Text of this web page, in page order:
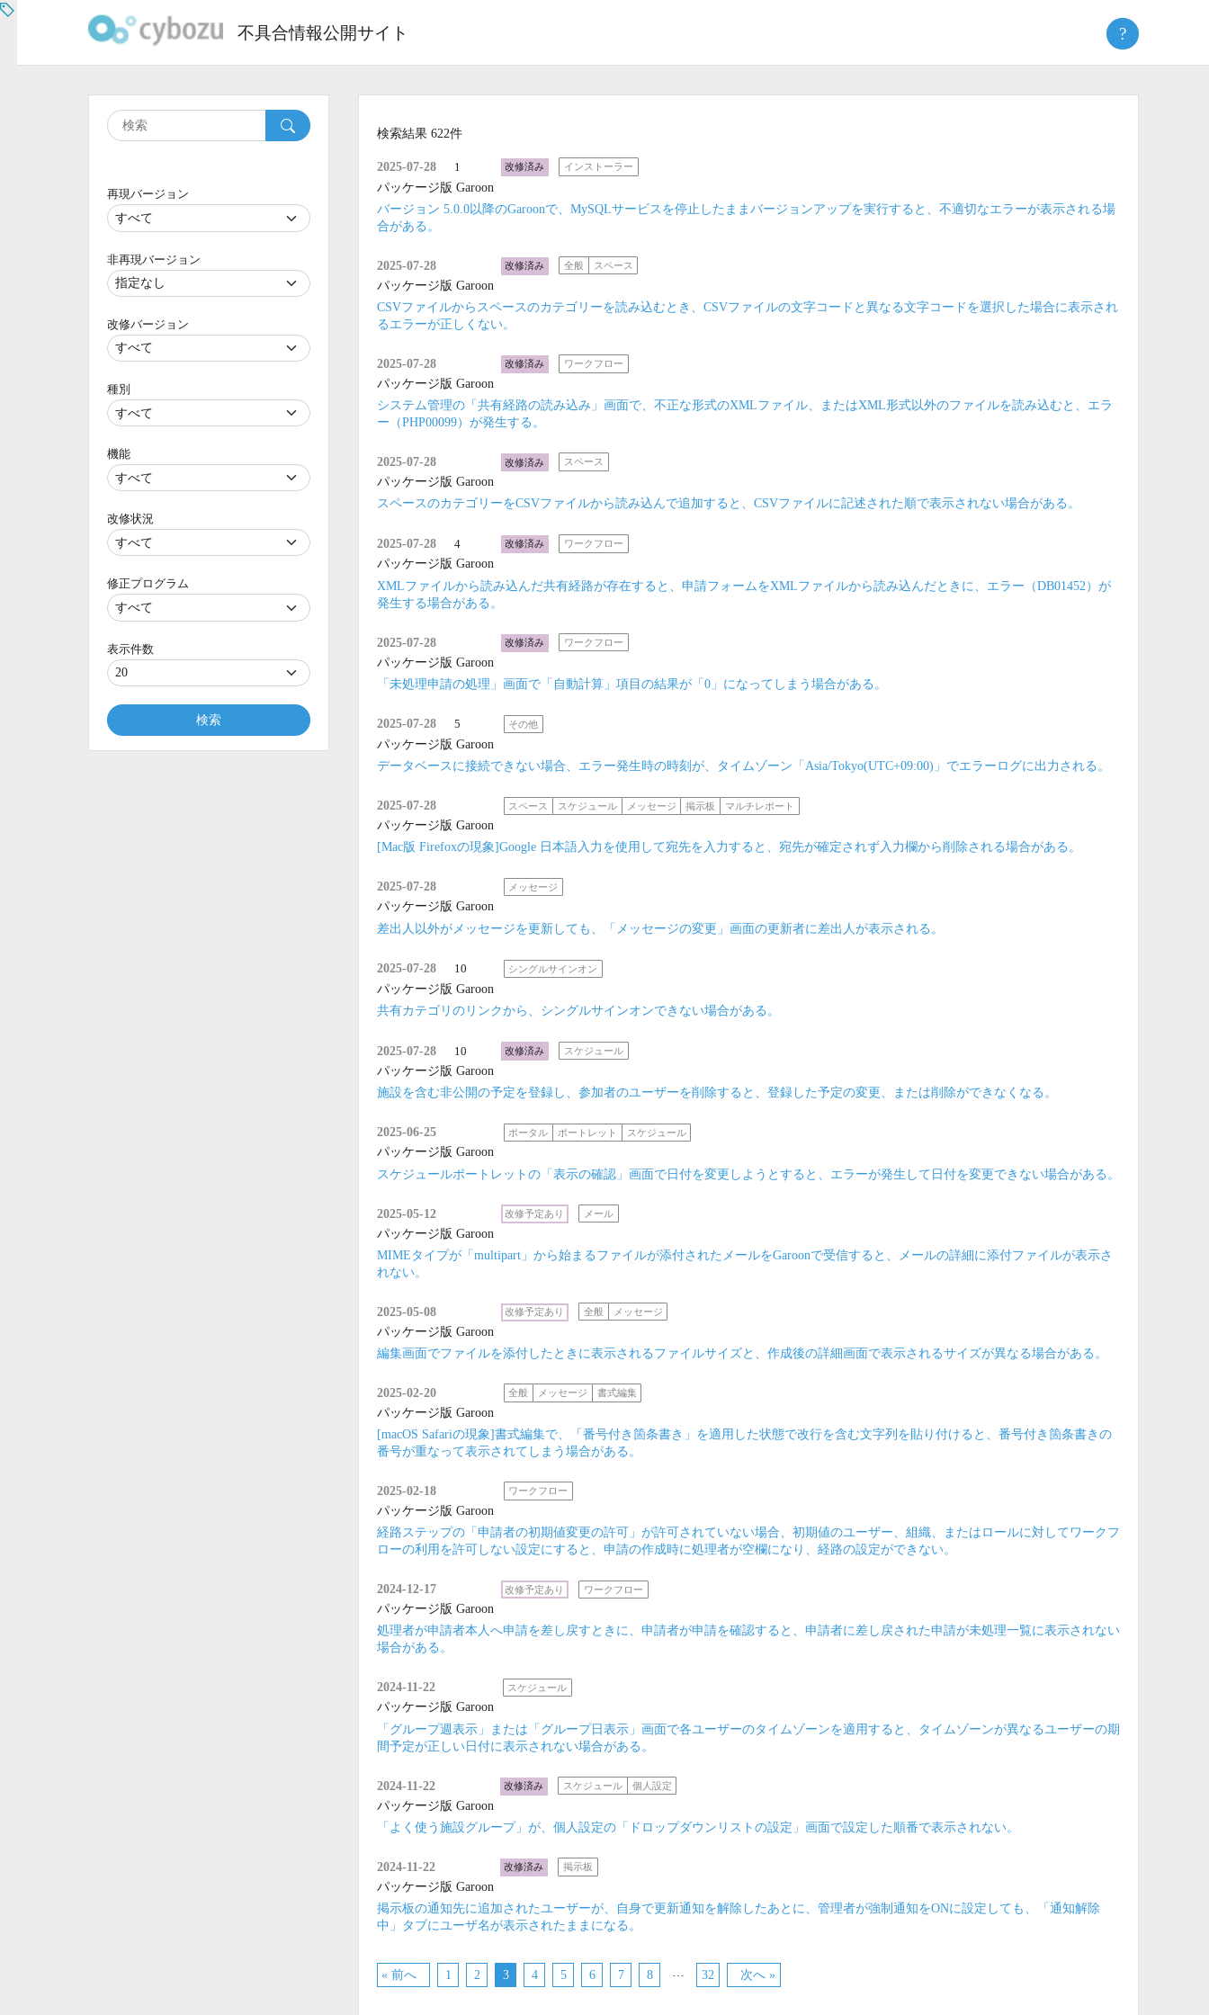
不具合情報公開サイト ?
検索結果 622件
2025-07-28 1 改修済み インストーラー
パッケージ版 Garoon
バージョン 5.0.0以降のGaroonで、MySQLサービスを停止したままバージョンアップを実行すると、不適切なエラーが表示される場
合がある。
2025-07-28 改修済み 全般 スペース
パッケージ版 Garoon
CSVファイルからスペースのカテゴリーを読み込むとき、CSVファイルの文字コードと異なる文字コードを選択した場合に表示され
るエラーが正しくない。
2025-07-28 改修済み ワークフロー
パッケージ版 Garoon
システム管理の「共有経路の読み込み」画面で、不正な形式のXMLファイル、またはXML形式以外のファイルを読み込むと、エラ
ー（PHP00099）が発生する。
2025-07-28 改修済み スペース
パッケージ版 Garoon
スペースのカテゴリーをCSVファイルから読み込んで追加すると、CSVファイルに記述された順で表示されない場合がある。
2025-07-28 4 改修済み ワークフロー
パッケージ版 Garoon
XMLファイルから読み込んだ共有経路が存在すると、申請フォームをXMLファイルから読み込んだときに、エラー（DB01452）が
発生する場合がある。
2025-07-28 改修済み ワークフロー
パッケージ版 Garoon
「未処理申請の処理」画面で「自動計算」項目の結果が「0」になってしまう場合がある。
2025-07-28 5 その他
パッケージ版 Garoon
データベースに接続できない場合、エラー発生時の時刻が、タイムゾーン「Asia/Tokyo(UTC+09:00)」でエラーログに出力される。
2025-07-28 スペース スケジュール メッセージ 掲示板 マルチレポート
パッケージ版 Garoon
[Mac版 Firefoxの現象]Google 日本語入力を使用して宛先を入力すると、宛先が確定されず入力欄から削除される場合がある。
2025-07-28 メッセージ
パッケージ版 Garoon
差出人以外がメッセージを更新しても、「メッセージの変更」画面の更新者に差出人が表示される。
2025-07-28 10 シングルサインオン
パッケージ版 Garoon
共有カテゴリのリンクから、シングルサインオンできない場合がある。
2025-07-28 10 改修済み スケジュール
パッケージ版 Garoon
施設を含む非公開の予定を登録し、参加者のユーザーを削除すると、登録した予定の変更、または削除ができなくなる。
2025-06-25 ポータル ポートレット スケジュール
パッケージ版 Garoon
スケジュールポートレットの「表示の確認」画面で日付を変更しようとすると、エラーが発生して日付を変更できない場合がある。
2025-05-12 改修予定あり メール
パッケージ版 Garoon
MIMEタイプが「multipart」から始まるファイルが添付されたメールをGaroonで受信すると、メールの詳細に添付ファイルが表示さ
れない。
2025-05-08 改修予定あり 全般 メッセージ
パッケージ版 Garoon
編集画面でファイルを添付したときに表示されるファイルサイズと、作成後の詳細画面で表示されるサイズが異なる場合がある。
2025-02-20 全般 メッセージ 書式編集
パッケージ版 Garoon
[macOS Safariの現象]書式編集で、「番号付き箇条書き」を適用した状態で改行を含む文字列を貼り付けると、番号付き箇条書きの
番号が重なって表示されてしまう場合がある。
2025-02-18 ワークフロー
パッケージ版 Garoon
経路ステップの「申請者の初期値変更の許可」が許可されていない場合、初期値のユーザー、組織、またはロールに対してワークフ
ローの利用を許可しない設定にすると、申請の作成時に処理者が空欄になり、経路の設定ができない。
2024-12-17 改修予定あり ワークフロー
パッケージ版 Garoon
処理者が申請者本人へ申請を差し戻すときに、申請者が申請を確認すると、申請者に差し戻された申請が未処理一覧に表示されない
場合がある。
2024-11-22 スケジュール
パッケージ版 Garoon
「グループ週表示」または「グループ日表示」画面で各ユーザーのタイムゾーンを適用すると、タイムゾーンが異なるユーザーの期
間予定が正しい日付に表示されない場合がある。
2024-11-22 改修済み スケジュール 個人設定
パッケージ版 Garoon
「よく使う施設グループ」が、個人設定の「ドロップダウンリストの設定」画面で設定した順番で表示されない。
2024-11-22 改修済み 掲示板
パッケージ版 Garoon
掲示板の通知先に追加されたユーザーが、自身で更新通知を解除したあとに、管理者が強制通知をONに設定しても、「通知解除
中」タブにユーザ名が表示されたままになる。
« 前へ 1 2 3 4 5 6 7 8 … 32 次へ »
再現バージョン
非再現バージョン
改修バージョン
種別
機能
改修状況
修正プログラム
表示件数
検索